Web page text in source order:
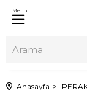
Menu
Anasayfa